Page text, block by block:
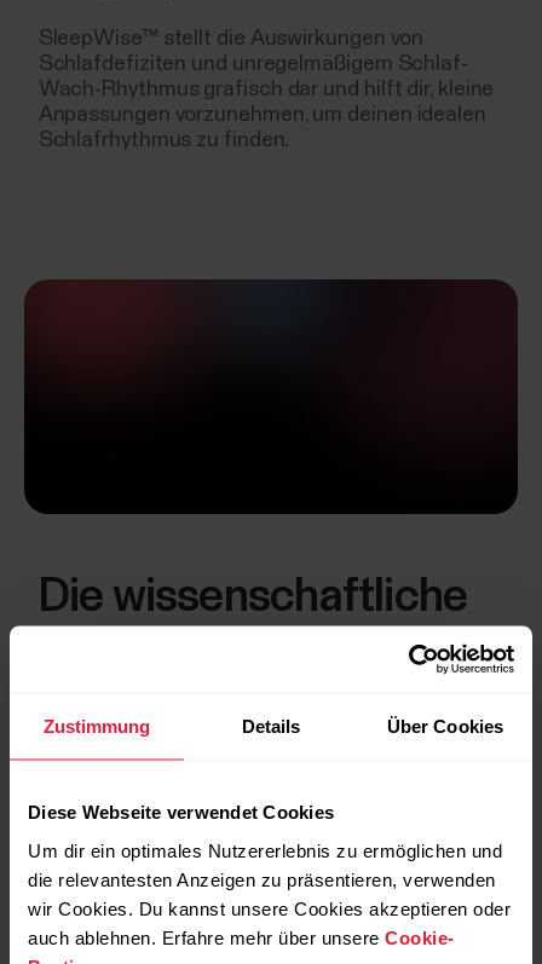
Zustimmung Details Über Cookies
Diese Webseite verwendet Cookies
Um dir ein optimales Nutzererlebnis zu ermöglichen und
die relevantesten Anzeigen zu präsentieren, verwenden
wir Cookies. Du kannst unsere Cookies akzeptieren oder
auch ablehnen. Erfahre mehr über unsere Cookie-
SleepWise™ stellt die Auswirkungen von
Schlafdefiziten und unregelmäßigem Schlaf-
Wach-Rhythmus grafisch dar und hilft dir, kleine
Anpassungen vorzunehmen, um deinen idealen
Schlafrhythmus zu finden.
Die wissenschaftliche
biomathematisches Modell, um zu bewerten, wie
sich der jüngste Schlaf, die Wachzeit und der
Aufmerksamkeitsniveaus tagsüber auswirken.
Um vorherzusagen, wie der Schlaf deine
Aufmerksamkeit tagsüber steigert, bewertet der
Algorithmus die Schlafmenge, Schlafqualität
und Schlafzeit mit Blick auf deinen persönlichen
Schlafbedarf und deinen zirkadianen Rhythmus.